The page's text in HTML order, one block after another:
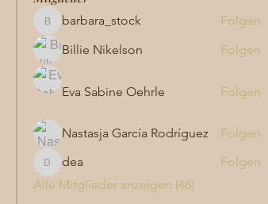
barbara_stock
barbara_stock
Folgen
Billie Nikelson
Folgen
Eva Sabine Oehrle Folgen
Nastasja García Rodríguez Folgen
dea
dea
Folgen
Alle Mitglieder anzeigen (46)